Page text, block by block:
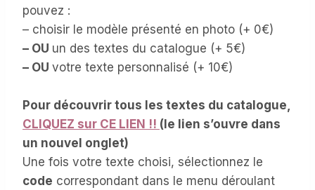
pouvez :
– choisir le modèle présenté en photo (+ 0€)
– OU un des textes du catalogue (+ 5€)
– OU votre texte personnalisé (+ 10€)
Pour découvrir tous les textes du catalogue,
CLIQUEZ sur CE LIEN !! (le lien s’ouvre dans
un nouvel onglet)
Une fois votre texte choisi, sélectionnez le
code correspondant dans le menu déroulant